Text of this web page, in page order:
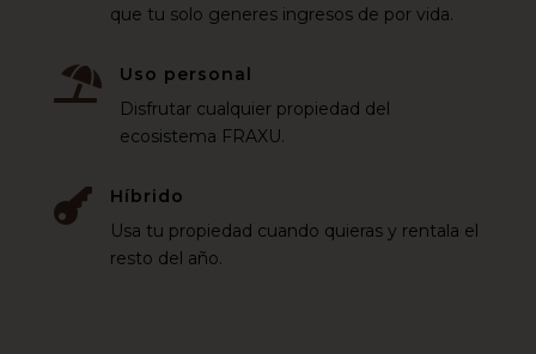
que tu solo generes ingresos de por vida.

Uso personal
Disfrutar cualquier propiedad del
ecosistema FRAXU.

Híbrido
Usa tu propiedad cuando quieras y rentala el
resto del año.